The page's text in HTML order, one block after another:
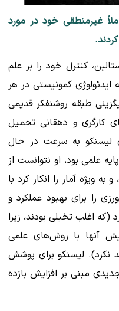
غیرمنطقی خود در مورد
استالین، کنترل خود را بر علم
کمونیستی در هر
طبقه روشنفکر قدیمی
کارگری و دهقانی تحمیل
لیسنکو به سرعت در حال
علمی بود، او نتوانست از
ویژه آمار را انکار کرد با
را برای بهبود عملکرد و
اغلب تخیلی بودند، زیرا
آنها با روش‌های علمی
نکرد). لیسنکو برای پوشش
مبنی بر افزایش بازده